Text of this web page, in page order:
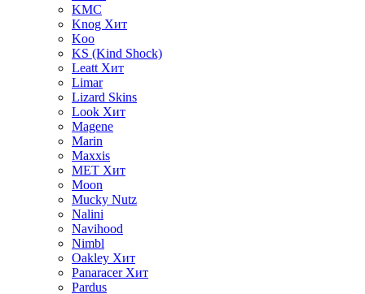
KMC
Knog Хит
Koo
KS (Kind Shock)
Leatt Хит
Limar
Lizard Skins
Look Хит
Magene
Marin
Maxxis
MET Хит
Moon
Mucky Nutz
Nalini
Navihood
Nimbl
Oakley Хит
Panaracer Хит
Pardus